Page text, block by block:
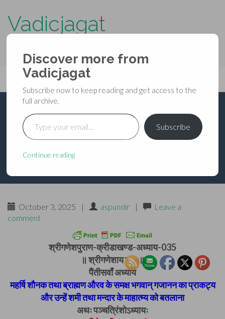
Vadicjagat
Primary
Menu
content
Vadicjagat
श्रीगणेशपुराण-क्रीडाखण्ड-
अध्याय-035
October 3, 2025 | aspundir |
Leave a
comment
श्रीगणेशपुराण-क्रीडाखण्ड-अध्याय-035
॥ श्रीगणेशाय नमः ॥
पैंतीसवाँ अध्याय
महर्षि शौनक तथा ब्राह्मण औरव के समक्ष भगवान् गजानन का प्राकट्य
और उन्हें शमी तथा मन्दार के माहात्म्य को बतलाना
अथः पञ्चत्रिंशोऽध्यायः
Discover more from
Vadicjagat
Subscribe now to keep reading and get access to the
full archive.
Type your email…
Subscribe
Continue reading